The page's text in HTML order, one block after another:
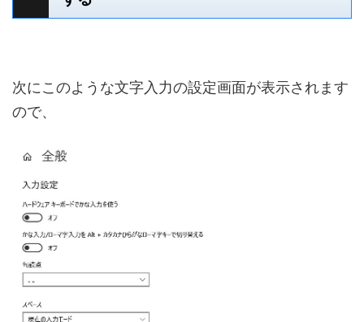
次にこのような文字入力の設定画面が表示されます
ので、